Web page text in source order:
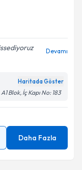
Devamı
Haritada Göster
Blok, İç Kapı No: 183
Daha Fazla